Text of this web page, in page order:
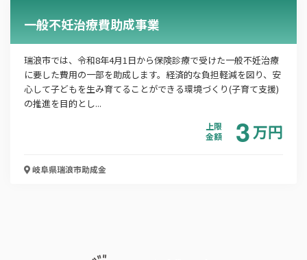
会社名
メールアドレス
一般不妊治療費助成事業
瑞浪市では、令和8年4月1日から保険診療で受けた一般不妊治療
に要した費用の一部を助成します。経済的な負担軽減を図り、安
心して子どもを生み育てることができる環境づくり(子育て支援)
の推進を目的とし...
上限
金額
3万円
岐阜県瑞浪市助成金